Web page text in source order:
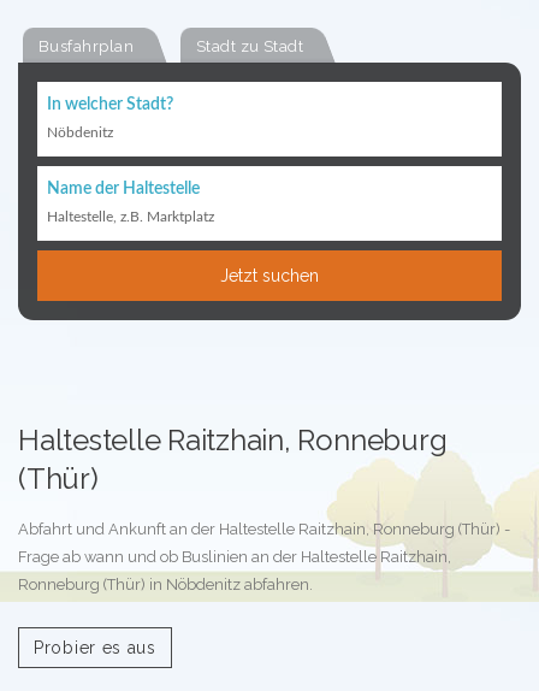
Busfahrplan Stadt zu Stadt
In welcher Stadt?
Nöbdenitz
Name der Haltestelle
Haltestelle, z.B. Marktplatz
Jetzt suchen
Haltestelle Raitzhain, Ronneburg
(Thür)
Abfahrt und Ankunft an der Haltestelle Raitzhain, Ronneburg (Thür) -
Frage ab wann und ob Buslinien an der Haltestelle Raitzhain,
Ronneburg (Thür) in Nöbdenitz abfahren.
Probier es aus